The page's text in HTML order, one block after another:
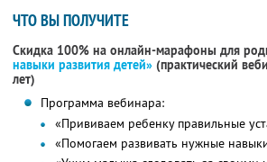
ЧТО ВЫ ПОЛУЧИТЕ
Скидка 100% на онлайн-марафоны для
навыки развития детей» (практический
лет)
Программа вебинара:
«Прививаем ребенку правильные
«Помогаем развивать нужные